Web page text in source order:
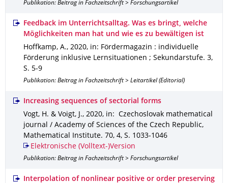
Publikation: Beitrag in Fachzeitschrift > Forschungsartikel
Feedback im Unterrichtsalltag. Was es bringt, welche
Möglichkeiten man hat und wie es zu bewältigen ist
Hoffkamp, A., 2020, in: Fördermagazin : individuelle
Förderung inklusive Lernsituationen ; Sekundarstufe. 3,
S. 5-9
Publikation: Beitrag in Fachzeitschrift > Leitartikel (Editorial)
Increasing sequences of sectorial forms
Vogt, H. & Voigt, J., 2020, in: Czechoslovak mathematical
journal / Academy of Sciences of the Czech Republic,
Mathematical Institute. 70, 4, S. 1033-1046
Elektronische (Volltext-)Version
Publikation: Beitrag in Fachzeitschrift > Forschungsartikel
Interpolation of nonlinear positive or order preserving